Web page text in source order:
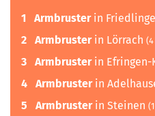
1 Armbrusterin
2 Armbrusterin Lörrach
3 Armbrusterin Efringen-
4 Armbrusterin
5 Armbrusterin Steinen